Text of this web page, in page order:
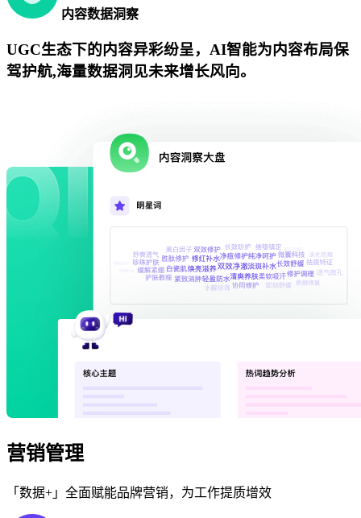
内容数据洞察
UGC生态下的内容异彩纷呈，AI智能为内容布局保
驾护航,海量数据洞见未来增长风向。
营销管理
「数据+」全面赋能品牌营销，为工作提质增效